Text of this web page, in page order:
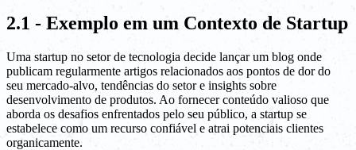
2.1 - Exemplo em um Contexto de Startup
Uma startup no setor de tecnologia decide lançar um blog onde
publicam regularmente artigos relacionados aos pontos de dor do
seu mercado-alvo, tendências do setor e insights sobre
desenvolvimento de produtos. Ao fornecer conteúdo valioso que
aborda os desafios enfrentados pelo seu público, a startup se
estabelece como um recurso confiável e atrai potenciais clientes
organicamente.